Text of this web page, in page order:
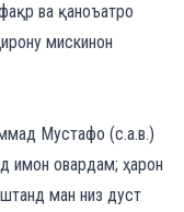
ва қаноъатро
мискинон
Мустафо (с.а.в.)
имон овардам; ҳарон
ман низ дуст